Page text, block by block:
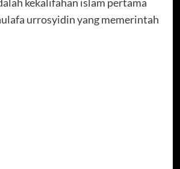
urrosyidin yang memerintah